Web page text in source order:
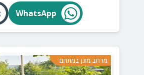
WhatsApp
מרחב מוגן במתחם